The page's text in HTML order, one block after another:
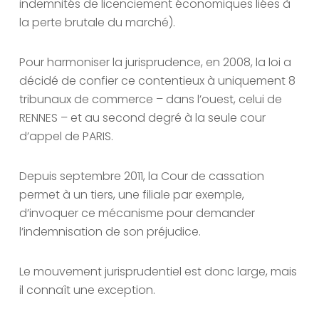
indemnités de licenciement économiques liées à
la perte brutale du marché).
Pour harmoniser la jurisprudence, en 2008, la loi a
décidé de confier ce contentieux à uniquement 8
tribunaux de commerce – dans l’ouest, celui de
RENNES – et au second degré à la seule cour
d’appel de PARIS.
Depuis septembre 2011, la Cour de cassation
permet à un tiers, une filiale par exemple,
d’invoquer ce mécanisme pour demander
l’indemnisation de son préjudice.
Le mouvement jurisprudentiel est donc large, mais
il connaît une exception.